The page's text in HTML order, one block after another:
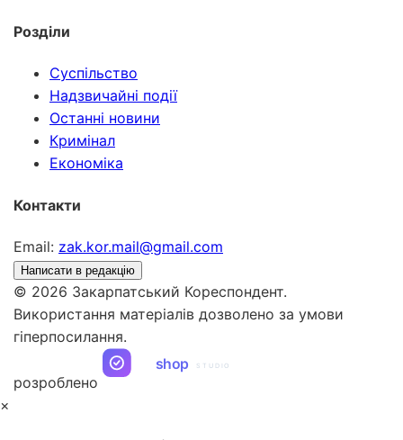
Розділи
Суспільство
Надзвичайні події
Останні новини
Кримінал
Економіка
Контакти
Email: zak.kor.mail@gmail.com
Написати в редакцію
© 2026 Закарпатський Кореспондент.
Використання матеріалів дозволено за умови
гіперпосилання.
розроблено
shop STUDIO
×